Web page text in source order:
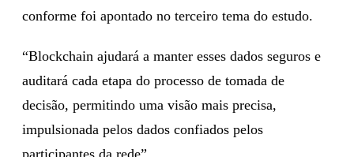
conforme foi apontado no terceiro tema do estudo.
“Blockchain ajudará a manter esses dados seguros e
auditará cada etapa do processo de tomada de
decisão, permitindo uma visão mais precisa,
impulsionada pelos dados confiados pelos
participantes da rede”.